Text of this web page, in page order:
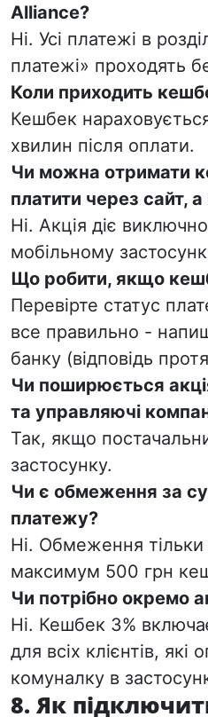
Alliance?
Ні. Усі платежі в
платежі» проходять
Коли приходить
Кешбек
хвилин після оплати.
Чи можна отримати
платити через сайт,
Ні. Акція діє виключно
мобільному
Що робити, якщо
Перевірте статус
все правильно -
банку (відповідь
Чи поширюється
та управляючі
Так, якщо
застосунку.
Чи є обмеження за
платежу?
Ні. Обмеження тільки
максимум 500 грн
Чи потрібно окремо
Ні. Кешбек 3%
для всіх клієнтів, які
комуналку в
8. Як